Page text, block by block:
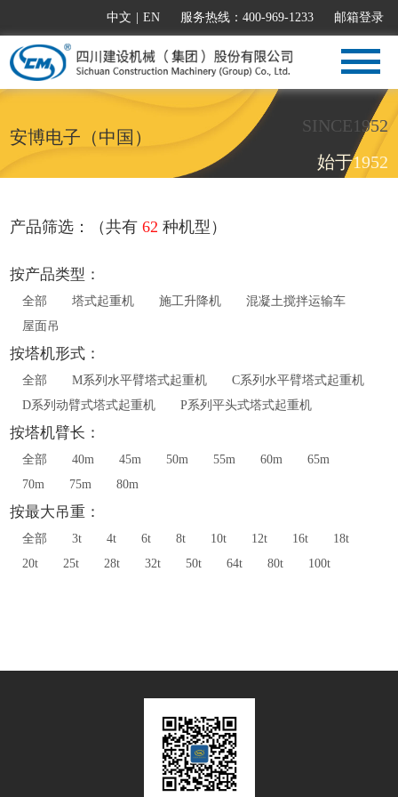
中文 EN 服务热线：400-969-1233 邮箱登录
安博电子（中国）
SINCE1952
始于1952
产品筛选：（共有62 种机型）
按产品类型：
全部 塔式起重机 施工升降机
混凝土搅拌运输车
屋面吊
按塔机形式：
全部 M系列水平臂塔式起重机
C系列水平臂塔式起重机
D系列动臂式塔式起重机
P系列平头式塔式起重机
按塔机臂长：
全部 40m 45m 50m 55m 60m
65m
70m
75m 80m
按最大吊重：
全部 3t 4t 6t 8t 10t 12t 16t
18t
20t
25t 28t 32t 50t 64t 80t 100t